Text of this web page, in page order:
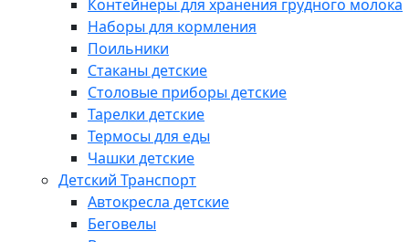
Контейнеры для хранения грудного молока
Наборы для кормления
Поильники
Стаканы детские
Столовые приборы детские
Тарелки детские
Термосы для еды
Чашки детские
Детский Транспорт
Автокресла детские
Беговелы